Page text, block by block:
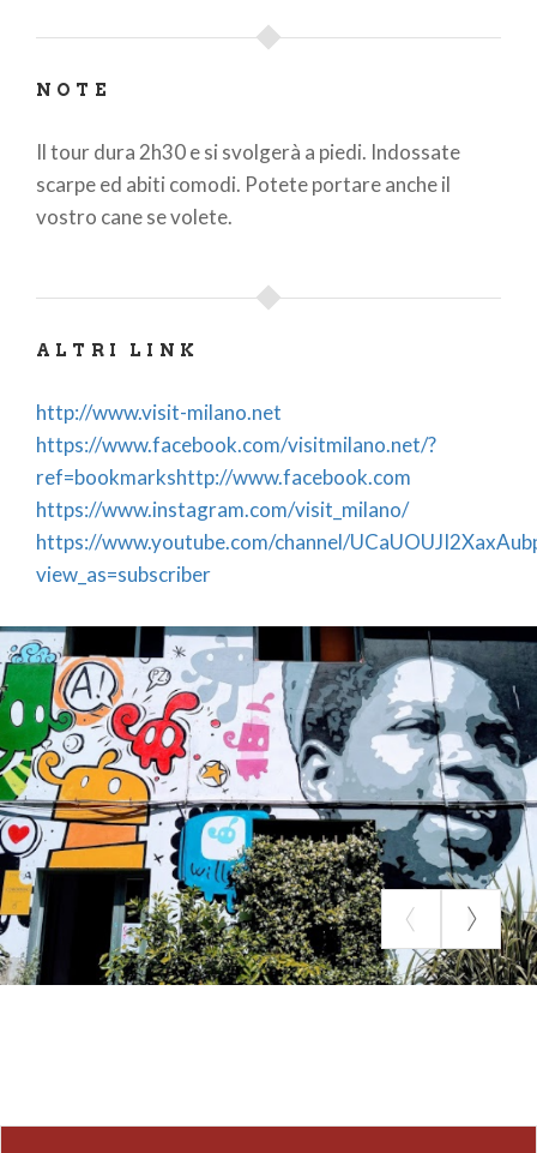
NOTE
Il tour dura 2h30 e si svolgerà a piedi. Indossate
scarpe ed abiti comodi. Potete portare anche il
vostro cane se volete.
ALTRI LINK
http://www.visit-milano.net
https://www.facebook.com/visitmilano.net/?
ref=bookmarkshttp://www.facebook.com
https://www.instagram.com/visit_milano/
https://www.youtube.com/channel/
view_as=subscriber